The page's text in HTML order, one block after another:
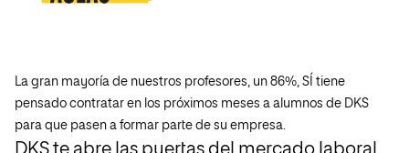
La gran mayoría de nuestros profesores, un 86%, SÍ tiene
pensado contratar en los próximos meses a alumnos de DKS
para que pasen a formar parte de su empresa.
DKS te abre las puertas del mercado laboral